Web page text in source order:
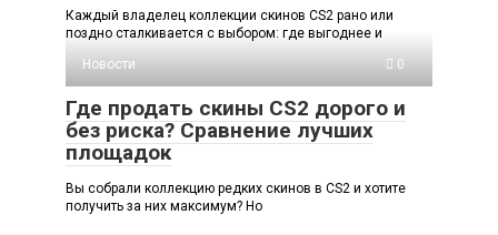
Каждый владелец коллекции скинов CS2 рано или
поздно сталкивается с выбором: где выгоднее и
Новости
0
Где продать скины CS2 дорого и
без риска? Сравнение лучших
площадок
Вы собрали коллекцию редких скинов в CS2 и хотите
получить за них максимум? Но